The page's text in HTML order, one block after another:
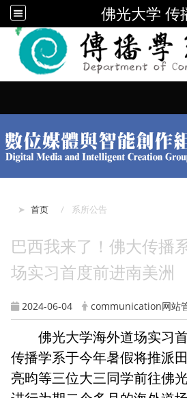
佛光大学 传
首页 系所公告
巴西我来了！佛大传播
场实习首度前进南美洲
2024-06-04 communication网站
佛光大学海外道场实习首
传播学系于今年暑假将推派
亮昀等三位大三同学前往佛